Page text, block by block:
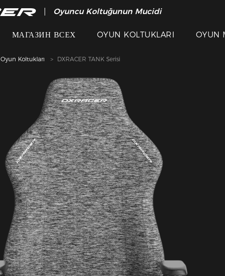
Oyuncu Koltuğunun Mucidi
МАГАЗИН ВСЕХ OYUN KOLTUKLARI OYUN
Oyun Koltukları DXRACER TANK Serisi